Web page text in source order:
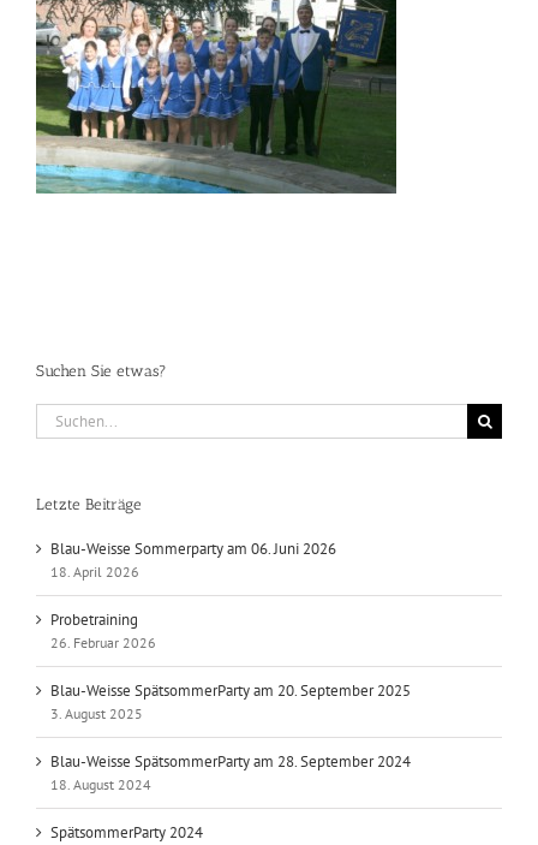
Suchen Sie etwas?
Suche
nach:
Letzte Beiträge
Blau-Weisse Sommerparty am 06. Juni 2026
18. April 2026
Probetraining
26. Februar 2026
Blau-Weisse SpätsommerParty am 20. September 2025
3. August 2025
Blau-Weisse SpätsommerParty am 28. September 2024
18. August 2024
SpätsommerParty 2024